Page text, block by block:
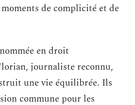
de complicité et de
en droit
journaliste reconnu,
une vie équilibrée. Ils
commune pour les